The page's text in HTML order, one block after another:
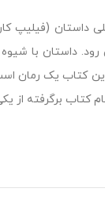
(فیلیپ
با شیوه ای
این کتاب یک
کتاب برگرفته از